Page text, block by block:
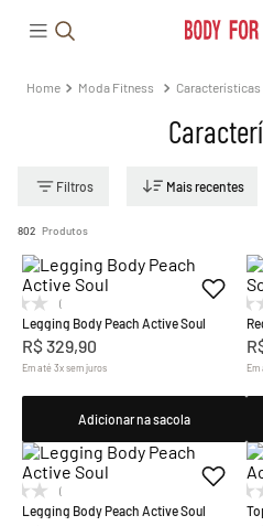
Moda Fitness Características
Mais recentes
802 Produtos
(0)
Legging Body Peach Active Soul
R$329,90
Em até3xsem juros
Adicionar na sacola
Em
(0)
Legging Body Peach Active Soul